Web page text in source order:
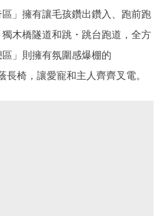
」擁有讓毛孩鑽出鑽入、跑前跑
木橋隧道和跳・跳台跑道，全方
」則擁有氛圍感爆棚的
椅，讓愛寵和主人齊齊叉電。